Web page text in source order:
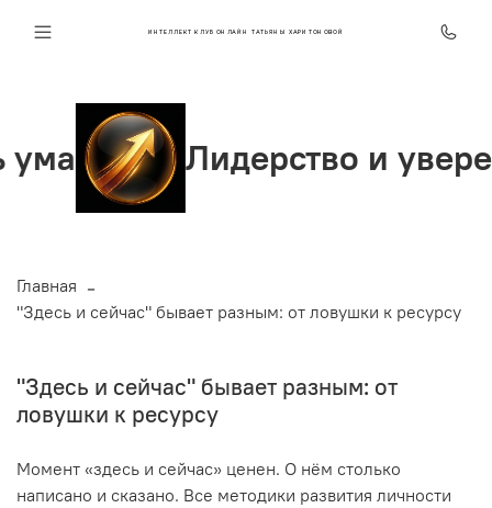
ИНТЕЛЛЕКТ КЛУБ ОНЛАЙН ТАТЬЯНЫ ХАРИТОНОВОЙ
Лидерство и уверенность
Главная
"Здесь и сейчас" бывает разным: от ловушки к ресурсу
"Здесь и сейчас" бывает разным: от
ловушки к ресурсу
Момент «здесь и сейчас» ценен. О нём столько
написано и сказано. Все методики развития личности